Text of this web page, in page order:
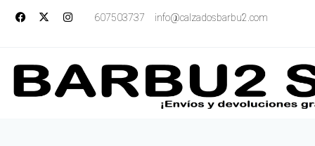
607503737 info@calzadosbarbu2.com